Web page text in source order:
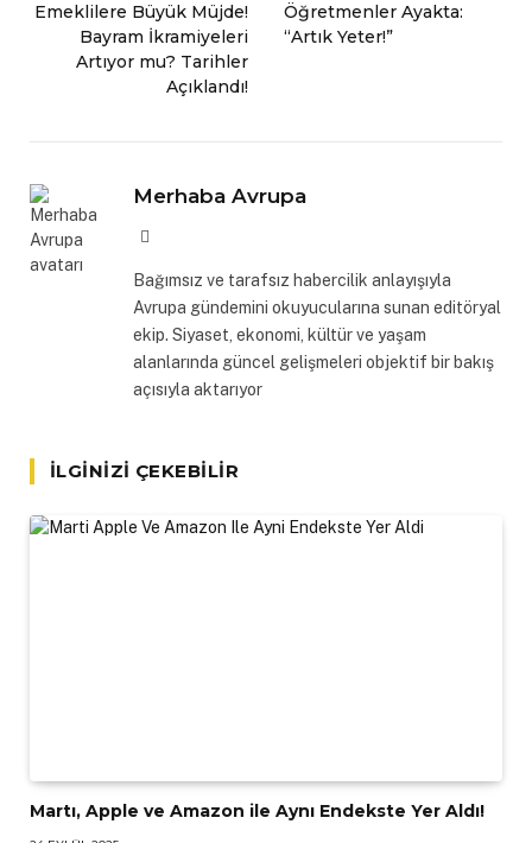
Emeklilere Büyük Müjde!
Bayram İkramiyeleri
Artıyor mu? Tarihler
Açıklandı!
Öğretmenler Ayakta:
“Artık Yeter!”
Merhaba Avrupa
Bağımsız ve tarafsız habercilik anlayışıyla
Avrupa gündemini okuyucularına sunan editöryal
ekip. Siyaset, ekonomi, kültür ve yaşam
alanlarında güncel gelişmeleri objektif bir bakış
açısıyla aktarıyor
İLGINIZI ÇEKEBILIR
Martı, Apple ve Amazon ile Aynı Endekste Yer Aldı!